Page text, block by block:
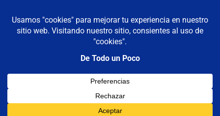
contenido
De todo un poco
Reflexiones,
Viajes
MENÚ
Etiqueta:ny